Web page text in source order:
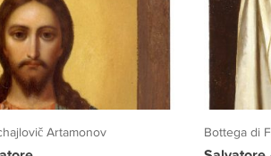
Artamonov Bottega di